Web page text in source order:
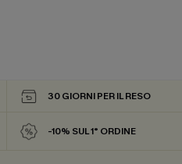
30 GIORNI PER IL RESO
-10% SUL 1° ORDINE